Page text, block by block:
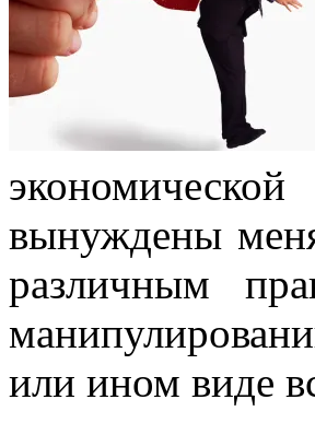
вынуждены
различным
или ином виде